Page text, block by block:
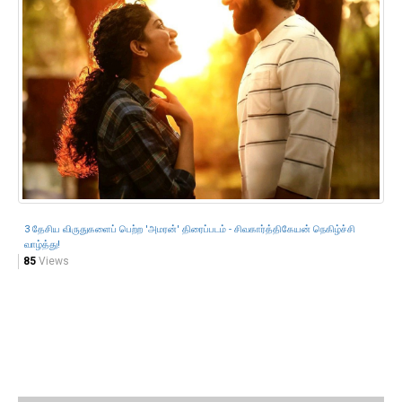
3 தேசிய விருதுகளைப் பெற்ற 'அமரன்' திரைப்படம் - சிவகார்த்திகேயன் நெகிழ்ச்சி
வாழ்த்து!
85 Views